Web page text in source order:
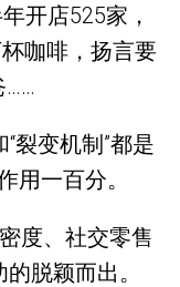
开店525家，
咖啡，扬言要
……
裂变机制”都是
用一百分。
度、社交零售
脱颖而出。